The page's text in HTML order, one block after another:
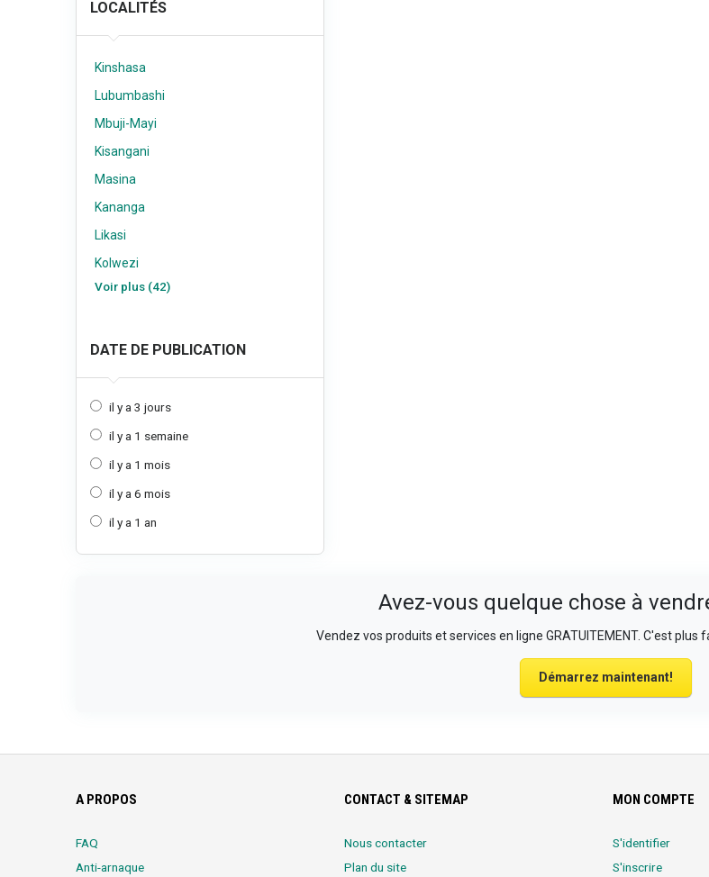
LOCALITÉS
Kinshasa
Lubumbashi
Mbuji-Mayi
Kisangani
Masina
Kananga
Likasi
Kolwezi
Voir plus (42)
DATE DE PUBLICATION
il y a 3 jours
il y a 1 semaine
il y a 1 mois
il y a 6 mois
il y a 1 an
Avez-vous quelque chose à
Vendez vos produits et services en ligne GRATUITEMENT. C'est plus
Démarrez maintenant!
A PROPOS
FAQ
Anti-arnaque
CONTACT & SITEMAP
Nous contacter
Plan du site
MON COMPTE
S'identifier
S'inscrire